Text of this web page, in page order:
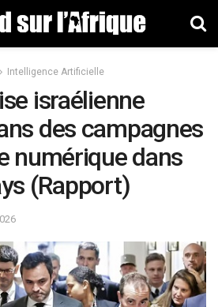
Intelligence Artificielle
israélienne
des campagnes
numérique dans
(Rapport)